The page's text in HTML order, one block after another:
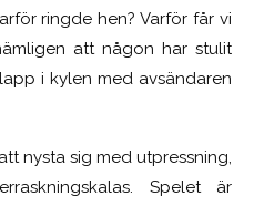
ringde hen? Varför får vi
att någon har stulit
i kylen med avsändaren
nysta sig med utpressning,
Spelet är